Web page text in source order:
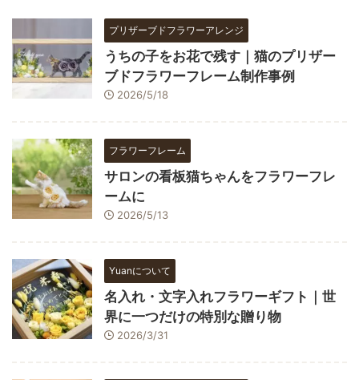
プリザーブドフラワーアレンジ
うちの子をお花で残す｜猫のプリザー
ブドフラワーフレーム制作事例
2026/5/18
フラワーフレーム
サロンの看板猫ちゃんをフラワーフレ
ームに
2026/5/13
Yuanについて
名入れ・文字入れフラワーギフト｜世
界に一つだけの特別な贈り物
2026/3/31